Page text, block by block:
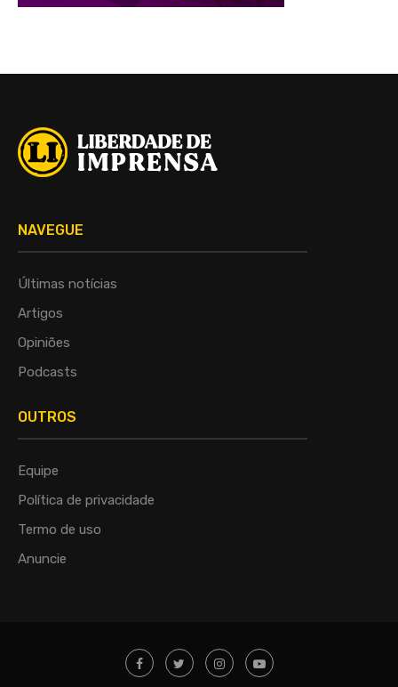
NAVEGUE
Últimas notícias
Artigos
Opiniões
Podcasts
OUTROS
Equipe
Política de privacidade
Termo de uso
Anuncie